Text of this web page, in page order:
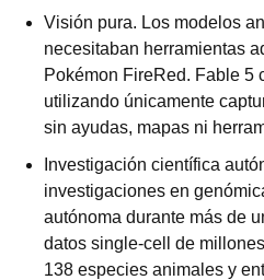
Visión pura. Los modelos
necesitaban herramientas
Pokémon FireRed. Fable 5
utilizando únicamente
sin ayudas, mapas ni
Investigación científica
investigaciones en
autónoma durante más de
datos single-cell de
138 especies animales y